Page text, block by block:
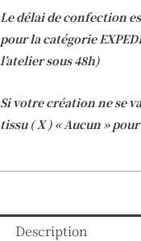
Le délai de confection
pour la catégorie
l’atelier sous 48h)
Si votre création ne se
tissu ( X ) « Aucun »
Description